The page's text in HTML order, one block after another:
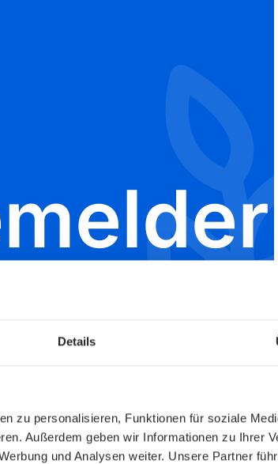
Details
zu personalisieren, Funktionen für soziale
Außerdem geben wir Informationen zu Ihrer
und Analysen weiter. Unsere Partner